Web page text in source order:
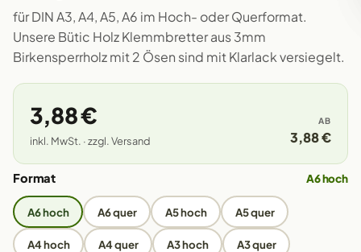
für DIN A3, A4, A5, A6 im Hoch- oder Querformat.
Unsere Bütic Holz Klemmbretter aus 3mm
Birkensperrholz mit 2 Ösen sind mit Klarlack versiegelt.
3,88 €
inkl. MwSt. · zzgl. Versand
AB
3,88 €
Format A6 hoch
A6 hoch A6 quer A5 hoch A5 quer
A4 hoch A4 quer A3 hoch A3 quer